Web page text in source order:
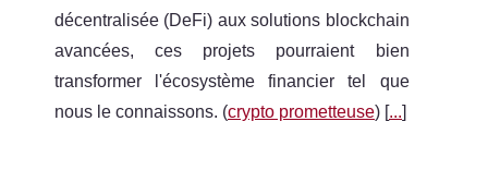
décentralisée (DeFi) aux solutions blockchain
avancées, ces projets pourraient bien
transformer l'écosystème financier tel que
nous le connaissons. (crypto prometteuse) [...]